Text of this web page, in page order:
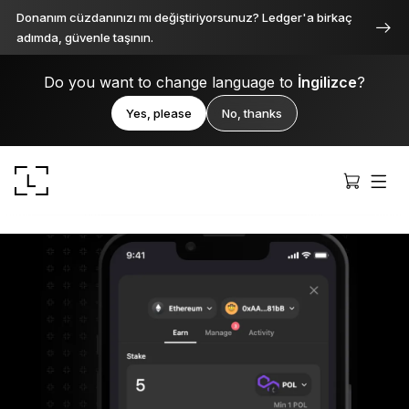
Donanım cüzdanınızı mı değiştiriyorsunuz? Ledger'a birkaç
adımda, güvenle taşının.
Do you want to change language to İngilizce?
Yes, please No, thanks
Ledger Stax